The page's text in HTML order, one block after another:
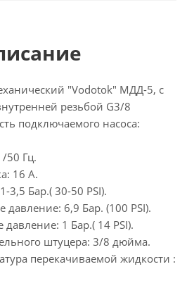
"Vodotok" МДД-5, с
резьбой G3/8
подключаемого насоса:
50 Гц.
16 А.
3,5 Бар.( 30-50 PSI).
6,9 Бар. (100 PSI).
1 Бар.( 14 PSI).
штуцера: 3/8 дюйма.
перекачиваемой жидкости :